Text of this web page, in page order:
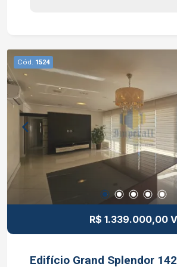
de festa, cozinha gourmet,
brinquedoteca, academia. Interessados falar com
o corretor de imóvel Caique Lopes
264.991 F (12) 99189-7273
Cód. 1524
R$ 1.339.000,00 V
Edifício Grand Splendor